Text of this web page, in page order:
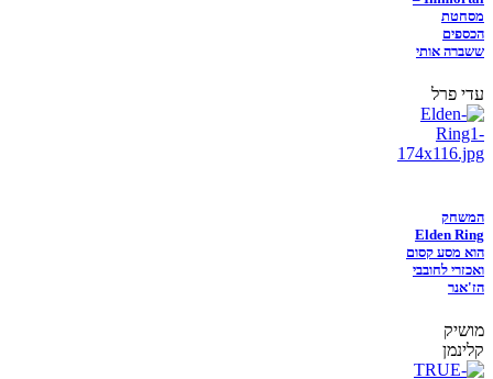
מסחטת
הכספים
ששברה אותי
עדי פרל
המשחק
Elden Ring
הוא מסע קסום
ואכזרי לחובבי
הז'אנר
מושיק
קלינמן